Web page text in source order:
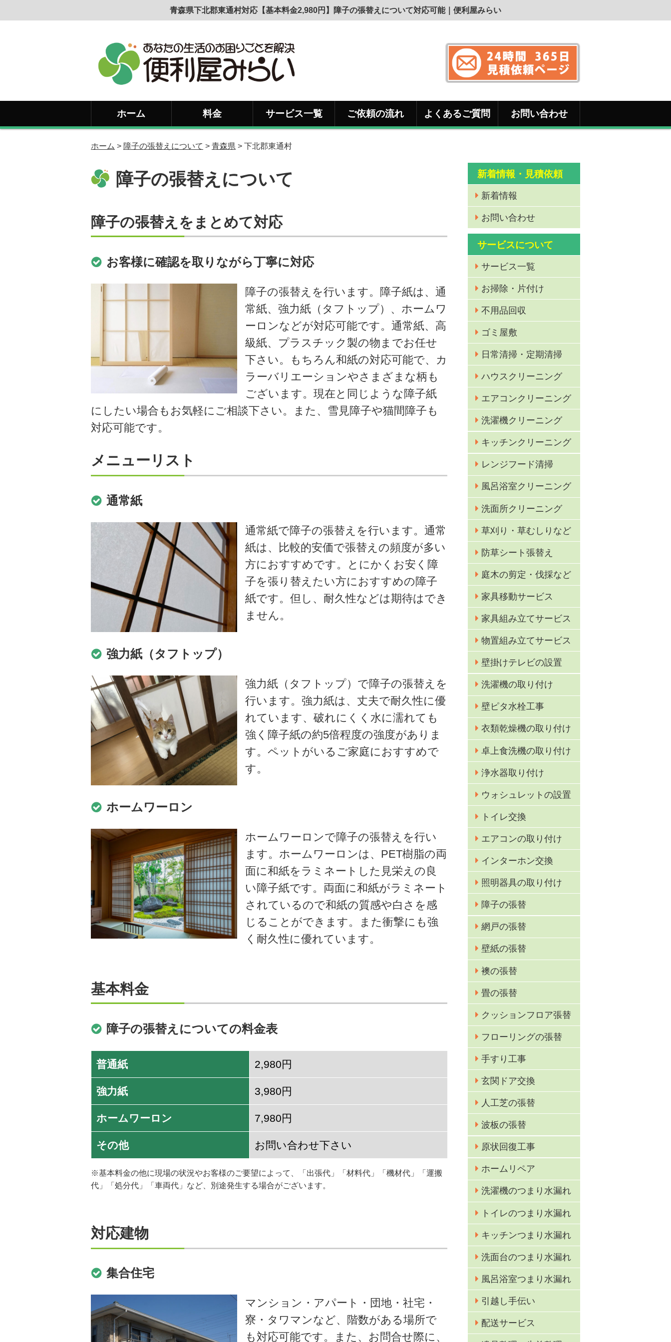
青森県下北郡東通村対応【基本料金2,980円】障子の張替えについて対応可能｜便利屋みらい
ホーム 料金 サービス一覧 ご依頼の流れ よくあるご質問 お問い合わせ
ホーム > 障子の張替えについて > 青森県 > 下北郡東通村
障子の張替えについて
障子の張替えをまとめて対応
お客様に確認を取りながら丁寧に対応
障子の張替えを行います。障子紙は、通
常紙、強力紙（タフトップ）、ホームワ
ーロンなどが対応可能です。通常紙、高
級紙、プラスチック製の物までお任せ
下さい。もちろん和紙の対応可能で、カ
ラーバリエーションやさまざまな柄も
ございます。現在と同じような障子紙
にしたい場合もお気軽にご相談下さい。また、雪見障子や猫間障子も
対応可能です。
メニューリスト
通常紙
通常紙で障子の張替えを行います。通常
紙は、比較的安価で張替えの頻度が多い
方におすすめです。とにかくお安く障
子を張り替えたい方におすすめの障子
紙です。但し、耐久性などは期待はでき
ません。
強力紙（タフトップ）
強力紙（タフトップ）で障子の張替えを
行います。強力紙は、丈夫で耐久性に優
れています、破れにくく水に濡れても
強く障子紙の約5倍程度の強度がありま
す。ペットがいるご家庭におすすめで
す。
ホームワーロン
ホームワーロンで障子の張替えを行い
ます。ホームワーロンは、PET樹脂の両
面に和紙をラミネートした見栄えの良
い障子紙です。両面に和紙がラミネート
されているので和紙の質感や白さを感
じることができます。また衝撃にも強
く耐久性に優れています。
基本料金
障子の張替えについての料金表
普通紙 2,980円
強力紙 3,980円
ホームワーロン 7,980円
その他 お問い合わせ下さい
※基本料金の他に現場の状況やお客様のご要望によって、「出張代」「材料代」「機材代」「運搬
代」「処分代」「車両代」など、別途発生する場合がございます。
対応建物
集合住宅
マンション・アパート・団地・社宅・
寮・タワマンなど、階数がある場所で
も対応可能です。また、お問合せ際に、
新着情報・見積依頼
新着情報
お問い合わせ
サービスについて
サービス一覧
お掃除・片付け
不用品回収
ゴミ屋敷
日常清掃・定期清掃
ハウスクリーニング
エアコンクリーニング
洗濯機クリーニング
キッチンクリーニング
レンジフード清掃
風呂浴室クリーニング
洗面所クリーニング
草刈り・草むしりなど
防草シート張替え
庭木の剪定・伐採など
家具移動サービス
家具組み立てサービス
物置組み立てサービス
壁掛けテレビの設置
洗濯機の取り付け
壁ピタ水栓工事
衣類乾燥機の取り付け
卓上食洗機の取り付け
浄水器取り付け
ウォシュレットの設置
トイレ交換
エアコンの取り付け
インターホン交換
照明器具の取り付け
障子の張替
網戸の張替
壁紙の張替
襖の張替
畳の張替
クッションフロア張替
フローリングの張替
手すり工事
玄関ドア交換
人工芝の張替
波板の張替
原状回復工事
ホームリペア
洗濯機のつまり水漏れ
トイレのつまり水漏れ
キッチンつまり水漏れ
洗面台のつまり水漏れ
風呂浴室つまり水漏れ
引越し手伝い
配送サービス